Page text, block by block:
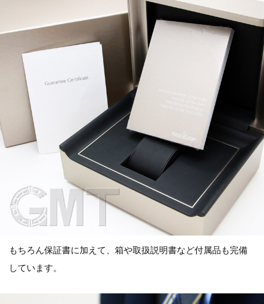
もちろん保証書に加えて、箱や取扱説明書など付属品も完備
しています。